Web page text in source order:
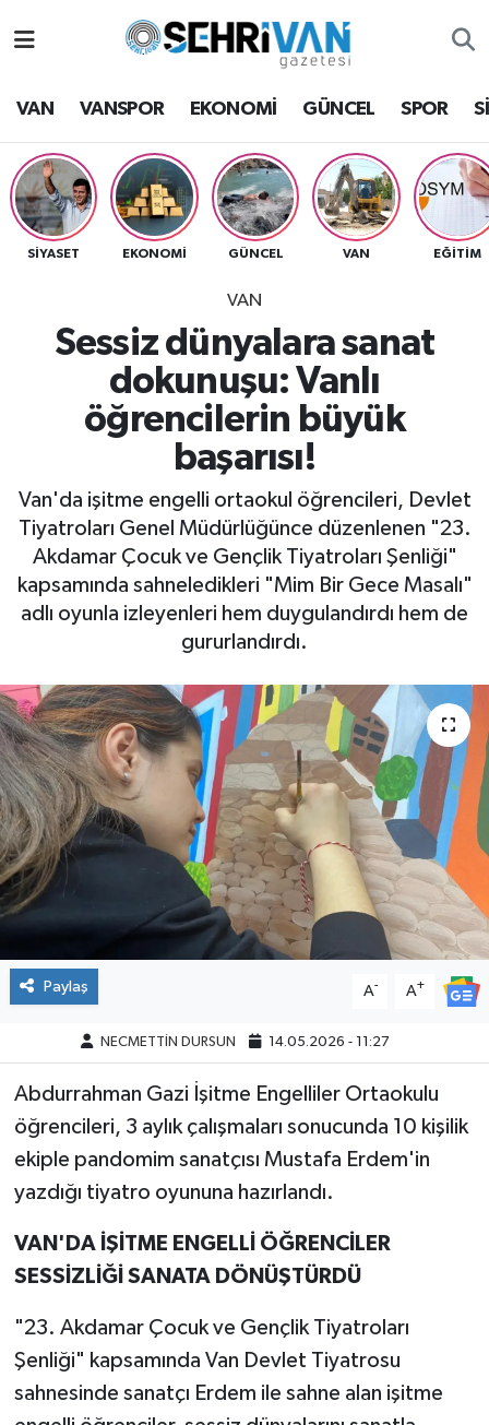
VAN VANSPOR EKONOMİ GÜNCEL SPOR
SİYASET EKONOMİ GÜNCEL VAN EĞİTİM
VAN
Sessiz dünyalara sanat
dokunuşu: Vanlı
öğrencilerin büyük
başarısı!
Van'da işitme engelli ortaokul öğrencileri, Devlet
Tiyatroları Genel Müdürlüğünce düzenlenen "23.
Akdamar Çocuk ve Gençlik Tiyatroları Şenliği"
kapsamında sahneledikleri "Mim Bir Gece Masalı"
adlı oyunla izleyenleri hem duygulandırdı hem de
gururlandırdı.
Paylaş A- A+
NECMETTİN DURSUN 14.05.2026 - 11:27
Abdurrahman Gazi İşitme Engelliler Ortaokulu
öğrencileri, 3 aylık çalışmaları sonucunda 10 kişilik
ekiple pandomim sanatçısı Mustafa Erdem'in
yazdığı tiyatro oyununa hazırlandı.
VAN'DA İŞİTME ENGELLİ ÖĞRENCİLER
SESSİZLİĞİ SANATA DÖNÜŞTÜRDÜ
"23. Akdamar Çocuk ve Gençlik Tiyatroları
Şenliği" kapsamında Van Devlet Tiyatrosu
sahnesinde sanatçı Erdem ile sahne alan işitme
Van Hava Durumu
VAN Namaz Vakitleri
Van Trafik Yoğunluk Haritası
Süper Lig Puan Durumu ve Fikstür
Tüm Manşetler
Son Dakika Haberleri